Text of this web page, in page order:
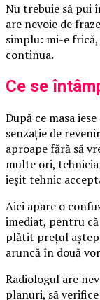
Nu trebuie să pui
are nevoie de
simplu: mi-e
continua.
Ce se
După ce masa
senzație de
aproape fără să
multe ori,
ieșit tehnic
Aici apare o
imediat, pentru
plătit prețul
aruncă în două
Radiologul are
planuri, să